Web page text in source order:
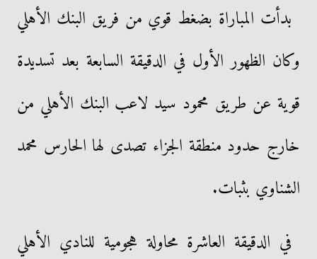
بدأت المباراة بضغط قوي من فريق البنك الأهلي
وكان الظهور الأول في الدقيقة السابعة بعد تسديدة
قوية عن طريق محمود سيد لاعب البنك الأهلي من
خارج حدود منطقة الجزاء تصدى لها الحارس محمد
الشناوي بثبات.
في الدقيقة العاشرة محاولة هجومية للنادي الأهلي